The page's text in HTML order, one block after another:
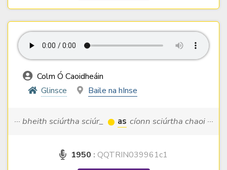
Colm Ó Caoidheáin
Glinsce
Baile na hInse
··· bheith sciúrtha sciúr_ as cíonn sciúrtha chaoi ···
1950 : QQTRIN039961c1